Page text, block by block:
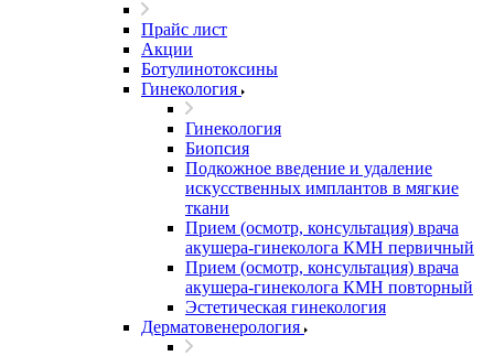
Прайс лист
Акции
Ботулинотоксины
Гинекология
Гинекология
Биопсия
Подкожное введение и удаление
искусственных имплантов в мягкие
ткани
Прием (осмотр, консультация) врача
акушера-гинеколога КМН первичный
Прием (осмотр, консультация) врача
акушера-гинеколога КМН повторный
Эстетическая гинекология
Дерматовенерология